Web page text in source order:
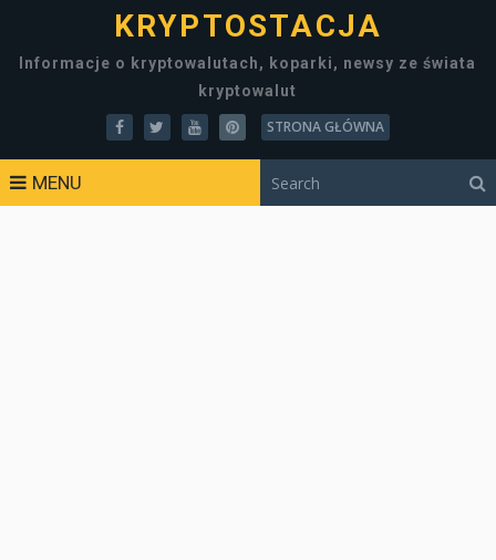
KRYPTOSTACJA
Informacje o kryptowalutach, koparki, newsy ze świata
kryptowalut
STRONA GŁÓWNA
MENU